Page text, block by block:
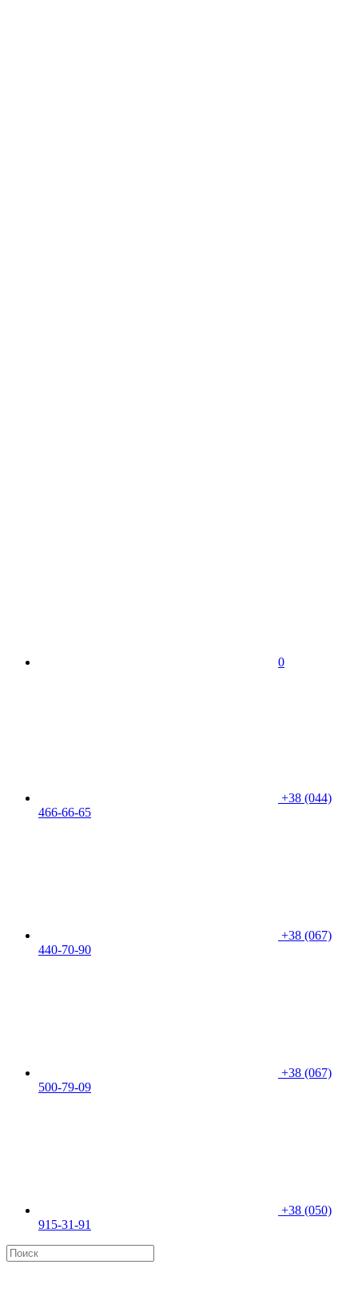
0
+38 (044)
466-66-65
+38 (067)
440-70-90
+38 (067)
500-79-09
+38 (050)
915-31-91